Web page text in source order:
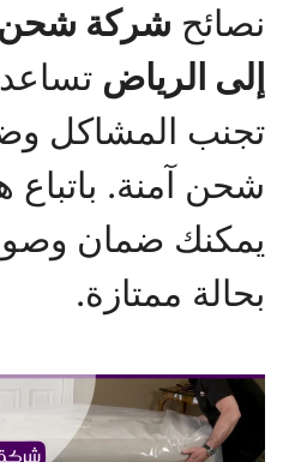
نصائح شركة شحن
إلى الرياض
تجنب المشاكل
شحن آمنة. باتباع
يمكنك ضمان
بحالة ممتازة.